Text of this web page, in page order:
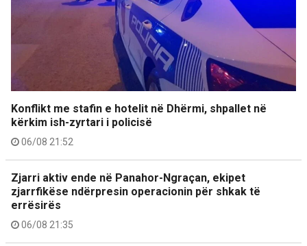
Konflikt me stafin e hotelit në Dhërmi, shpallet në
kërkim ish-zyrtari i policisë
06/08 21:52
Zjarri aktiv ende në Panahor-Ngraçan, ekipet
zjarrfikëse ndërpresin operacionin për shkak të
errësirës
06/08 21:35